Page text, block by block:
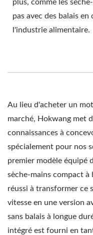
plus, comme les
pas avec des balais
l'industrie alimentaire.
Au lieu d'acheter un
marché, Hokwang met
connaissances à
spécialement pour nos
premier modèle équipé
sèche-mains compact à
réussi à transformer ce
vitesse en une version
sans balais à longue
intégré est fourni en